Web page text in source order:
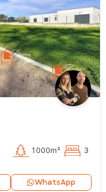
1 000m² 3
WhatsApp